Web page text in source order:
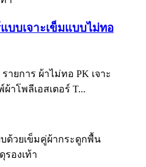
แบบเจาะเข็มแบบไม่ทอ
ายการ ผ้าไม่ทอ PK เจาะ
าโพลีเอสเตอร์ T...